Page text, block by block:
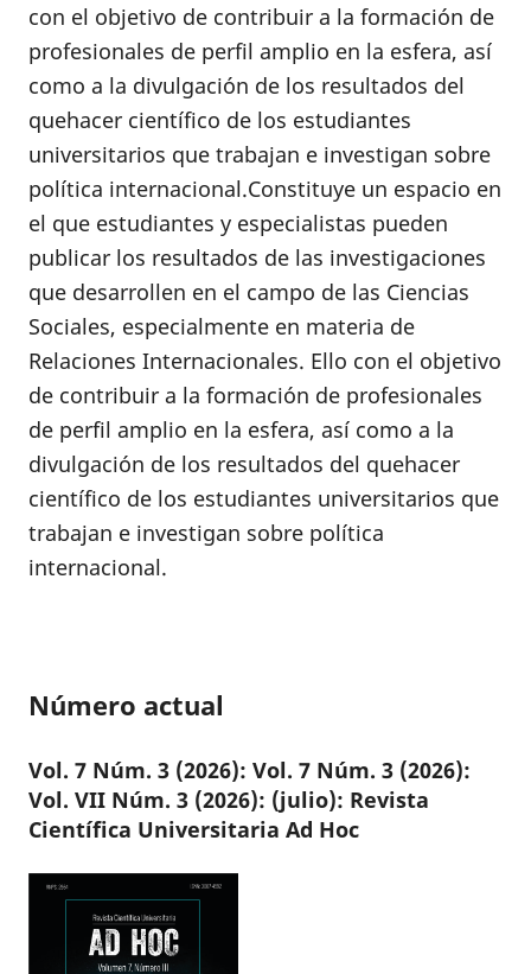
con el objetivo de contribuir a la formación de
profesionales de perfil amplio en la esfera, así
como a la divulgación de los resultados del
quehacer científico de los estudiantes
universitarios que trabajan e investigan sobre
política internacional.Constituye un espacio en
el que estudiantes y especialistas pueden
publicar los resultados de las investigaciones
que desarrollen en el campo de las Ciencias
Sociales, especialmente en materia de
Relaciones Internacionales. Ello con el objetivo
de contribuir a la formación de profesionales
de perfil amplio en la esfera, así como a la
divulgación de los resultados del quehacer
científico de los estudiantes universitarios que
trabajan e investigan sobre política
internacional.
Número actual
Vol. 7 Núm. 3 (2026): Vol. 7 Núm. 3 (2026):
Vol. VII Núm. 3 (2026): (julio): Revista
Científica Universitaria Ad Hoc